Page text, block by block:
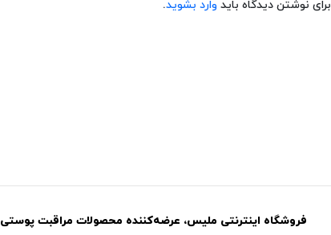
برای نوشتن دیدگاه باید وارد بشوید.
فروشگاه اینترنتی ملیس، عرضه‌کننده محصولات مراقبت پوستی